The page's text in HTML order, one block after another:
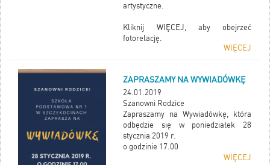
artystyczne.
Kliknij WIĘCEJ, aby obejrzeć
fotorelację.
WIĘCEJ
ZAPRASZAMY NA WYWIADÓWKĘ
24.01.2019
Szanowni Rodzice
Zapraszamy na Wywiadówkę, która
odbędzie się w poniedziałek 28
stycznia 2019 r.
o godzinie 17.00
WIĘCEJ